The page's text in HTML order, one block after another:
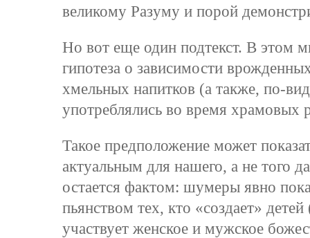
великому Разуму и порой
Но вот еще один подтекст. В этом
гипотеза о зависимости
хмельных напитков (а также, по-
употреблялись во время храмовых
Такое предположение может
актуальным для нашего, а не того
остается фактом: шумеры явно
пьянством тех, кто «создает»
участвует женское и мужское